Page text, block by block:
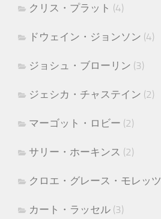
クリス・プラット (4)
ドウェイン・ジョンソン (4)
ジョシュ・ブローリン (3)
ジェシカ・チャステイン (2)
マーゴット・ロビー (2)
サリー・ホーキンス (2)
クロエ・グレース・モレッツ
カート・ラッセル (3)